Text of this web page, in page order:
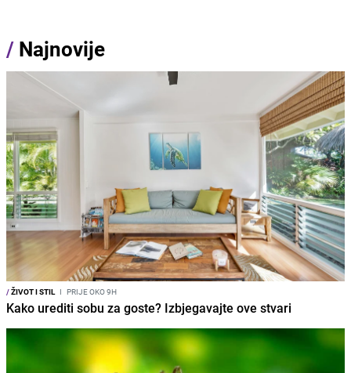
/ Najnovije
/ŽIVOT I STIL I PRIJE OKO 9H
Kako urediti sobu za goste? Izbjegavajte ove stvari